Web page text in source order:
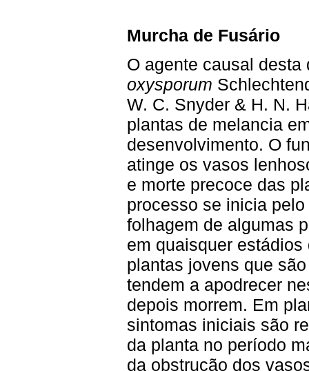
Murcha de Fusário
O agente causal desta
oxysporum
W. C. Snyder & H. N.
plantas de melancia
desenvolvimento. O
atinge os vasos
e morte precoce das
processo se inicia
folhagem de algumas
em quaisquer
plantas jovens que
tendem a apodrecer
depois morrem. Em
sintomas iniciais são
da planta no período
da obstrução dos